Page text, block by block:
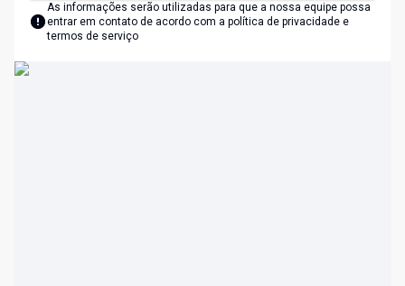
As informações serão utilizadas para que a nossa equipe possa
entrar em contato de acordo com a política de privacidade e
termos de serviço